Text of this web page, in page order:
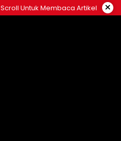
Scroll Untuk Membaca Artikel ×